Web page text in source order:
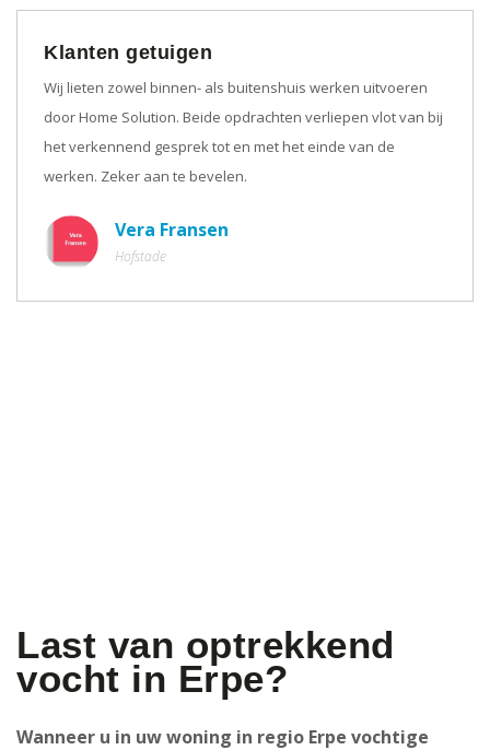
Klanten getuigen
Wij lieten zowel binnen- als buitenshuis werken uitvoeren
door Home Solution. Beide opdrachten verliepen vlot van bij
het verkennend gesprek tot en met het einde van de
werken. Zeker aan te bevelen.
Vera Fransen
Hofstade
Last van optrekkend
vocht in Erpe?
Wanneer u in uw woning in regio Erpe vochtige